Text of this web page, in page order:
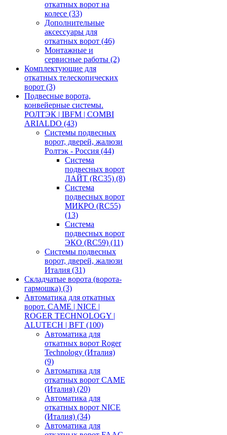
откатных ворот на
колесе (33)
Дополнительные
аксессуары для
откатных ворот (46)
Монтажные и
сервисные работы (2)
Комплектующие для
откатных телескопических
ворот (3)
Подвесные ворота,
конвейерные системы.
РОЛТЭК | IBFM | COMBI
ARIALDO (43)
Системы подвесных
ворот, дверей, жалюзи
Ролтэк - Россия (44)
Система
подвесных ворот
ЛАЙТ (RC35) (8)
Система
подвесных ворот
МИКРО (RC55)
(13)
Система
подвесных ворот
ЭКО (RC59) (11)
Системы подвесных
ворот, дверей, жалюзи
Италия (31)
Складчатые ворота (ворота-
гармошка) (3)
Автоматика для откатных
ворот. CAME | NICE |
ROGER TECHNOLOGY |
ALUTECH | BFT (100)
Автоматика для
откатных ворот Roger
Technology (Италия)
(9)
Автоматика для
откатных ворот CAME
(Италия) (20)
Автоматика для
откатных ворот NICE
(Италия) (34)
Автоматика для